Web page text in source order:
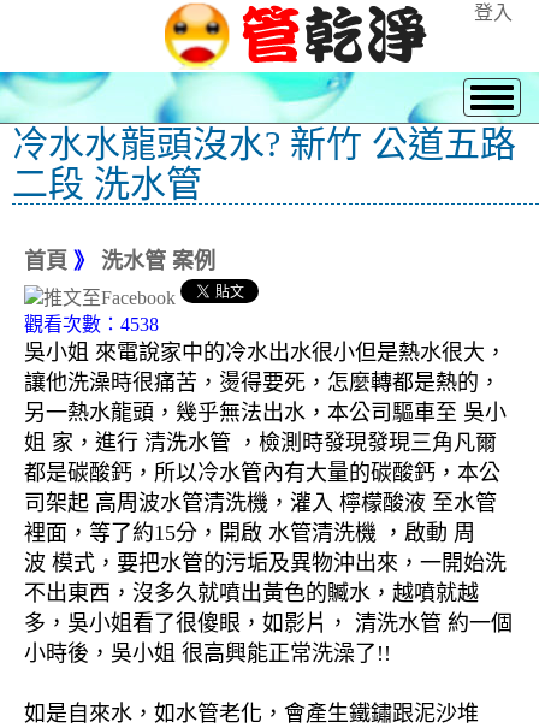
登入
冷水水龍頭沒水? 新竹 公道五路
二段 洗水管
首頁 》 洗水管 案例
觀看次數：4538
吳小姐 來電說家中的冷水出水很小但是熱水很大，
讓他洗澡時很痛苦，燙得要死，怎麼轉都是熱的，
另一熱水龍頭，幾乎無法出水，本公司驅車至 吳小
姐 家，進行 清洗水管 ，檢測時發現發現三角凡爾
都是碳酸鈣，所以冷水管內有大量的碳酸鈣，本公
司架起 高周波水管清洗機，灌入 檸檬酸液 至水管
裡面，等了約15分，開啟 水管清洗機 ，啟動 周
波 模式，要把水管的污垢及異物沖出來，一開始洗
不出東西，沒多久就噴出黃色的贓水，越噴就越
多，吳小姐看了很傻眼，如影片， 清洗水管 約一個
小時後，吳小姐 很高興能正常洗澡了!!
如是自來水，如水管老化，會產生鐵鏽跟泥沙堆